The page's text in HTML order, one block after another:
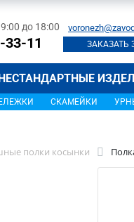
до 18:00
33-11 ЗАКАЗАТЬ
СКАМЕЙКИ
полки косынки